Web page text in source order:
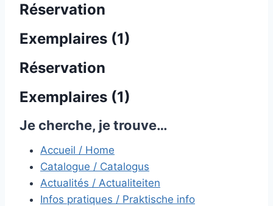
Réservation
Exemplaires (1)
Réservation
Exemplaires (1)
Je cherche, je trouve…
Accueil / Home
Catalogue / Catalogus
Actualités / Actualiteiten
Infos pratiques / Praktische info